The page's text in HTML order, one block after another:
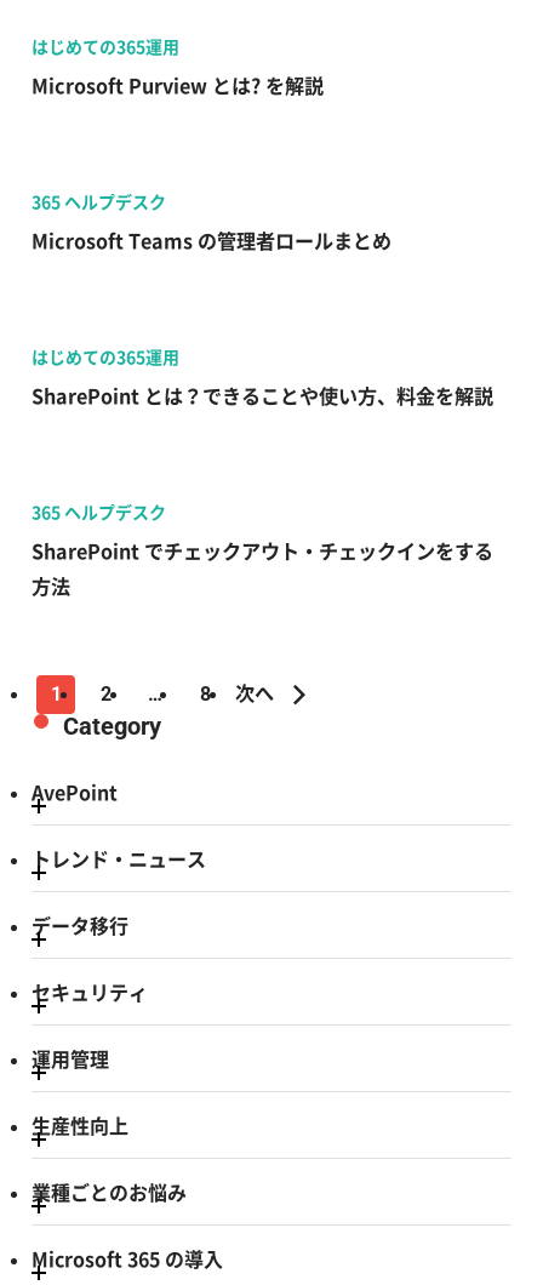
はじめての365運用
Microsoft Purview とは? を解説
365 ヘルプデスク
Microsoft Teams の管理者ロールまとめ
はじめての365運用
SharePoint とは？できることや使い方、料金を解説
365 ヘルプデスク
SharePoint でチェックアウト・チェックインをする
方法
1 2 … 8 次へ
Category
AvePoint
トレンド・ニュース
データ移行
セキュリティ
運用管理
生産性向上
業種ごとのお悩み
Microsoft 365 の導入